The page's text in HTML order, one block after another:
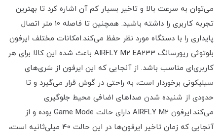
می‌توان به سرعت بالا و تاخیر بسیار کم آن اشاره کرد تا بهترین
تجربه کاربری را داشته باشید. همچنین تا فاصله 10 متر اتصال
پایداری را با دستگاه مورد نظر حفظ می‌کند.امکانات مختلف ایرفون
بلوتوثی ریورسانگ AIRFLY M2 EA233 باعث شده این کالا برای هر
کاربری‌ای مناسب باشد. از آنجایی که این ایرفون از سَری‌های
سیلیکونی برخوردار است، به راحتی در گوش قرار می‌گیرد و تا
حدودی از شنیده شدن صداهای اضافی محیط جلوگیری
می‌کند.ایرفون AIRFLY M2 دارای حالت Game Mode بوده و از
آنجایی که زمان تاخیر ایرفون‌ها در این حالت 40 میلی‌ثانیه است،